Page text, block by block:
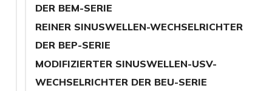
DER BEM-SERIE
REINER SINUSWELLEN-WECHSELRICHTER
DER BEP-SERIE
MODIFIZIERTER SINUSWELLEN-USV-
WECHSELRICHTER DER BEU-SERIE